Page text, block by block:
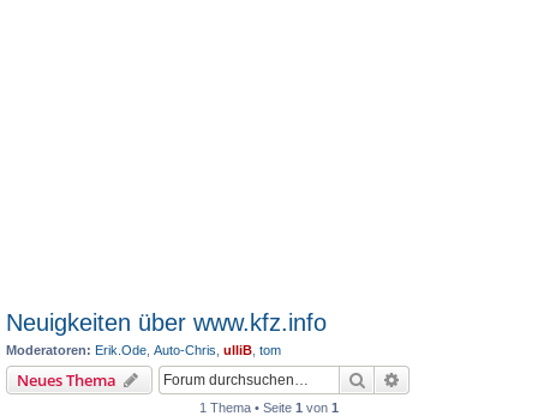
Neuigkeiten über www.kfz.info
Moderatoren: Erik.Ode Auto-Chris ulliB tom
Neues Thema Suche
1 Thema • Seite 1 von 1